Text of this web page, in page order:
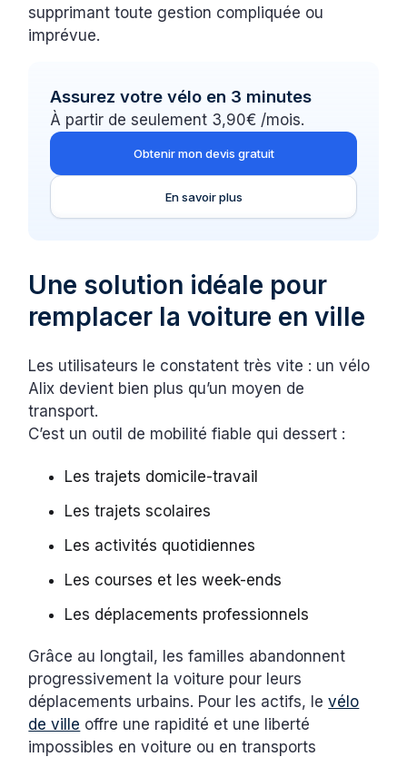
supprimant toute gestion compliquée ou
imprévue.
Assurez votre vélo en 3 minutes
À partir de seulement 3,90€ /mois.
Obtenir mon devis gratuit
En savoir plus
Une solution idéale pour
remplacer la voiture en ville
Les utilisateurs le constatent très vite : un vélo
Alix devient bien plus qu’un moyen de
transport.
C’est un outil de mobilité fiable qui dessert :
Les trajets domicile-travail
Les trajets scolaires
Les activités quotidiennes
Les courses et les week-ends
Les déplacements professionnels
Grâce au longtail, les familles abandonnent
progressivement la voiture pour leurs
déplacements urbains. Pour les actifs, levélo
de ville offre une rapidité et une liberté
impossibles en voiture ou en transports